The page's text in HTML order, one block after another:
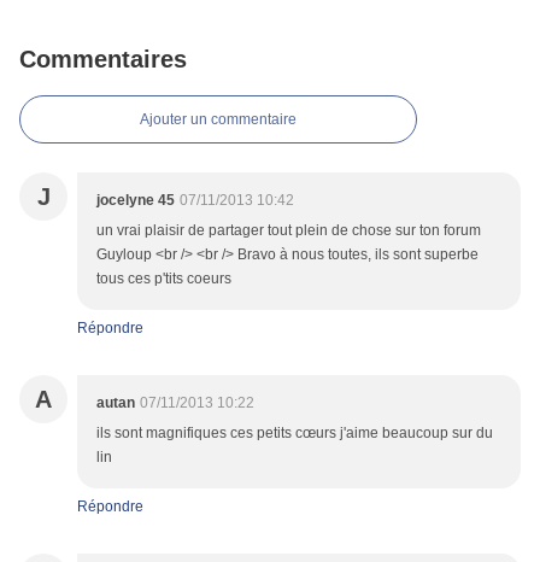
Commentaires
Ajouter un commentaire
J jocelyne 45 07/11/2013 10:42
un vrai plaisir de partager tout plein de chose sur ton forum
Guyloup <br /> <br /> Bravo à nous toutes, ils sont superbe
tous ces p'tits coeurs
Répondre
A autan 07/11/2013 10:22
ils sont magnifiques ces petits cœurs j'aime beaucoup sur du
lin
Répondre